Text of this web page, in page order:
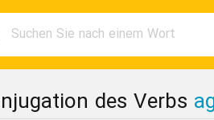
des Verbs